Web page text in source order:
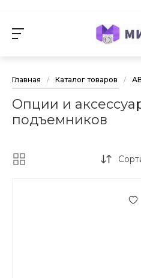
Главная / Каталог товаров /
Опции и
подъемников